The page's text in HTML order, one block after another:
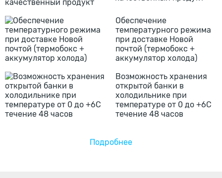
Обеспечение
температурного режима
при доставке Новой
почтой (термобокс +
аккумулятор холода)
Возможность хранения
открытой банки в
холодильнике при
температуре от 0 до +6С
течение 48 часов
Подробнее